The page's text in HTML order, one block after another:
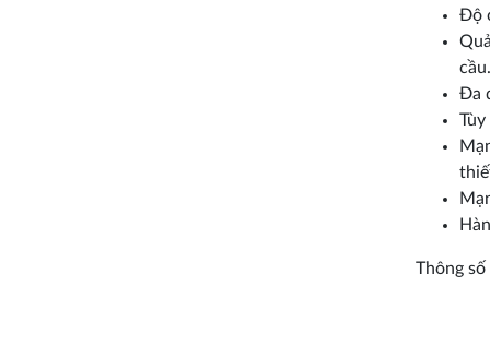
Độ
cầu.
Đa
Thông số